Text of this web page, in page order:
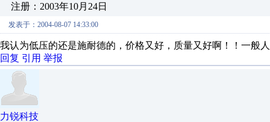
注册：2003年10月24日
发表于：2004-08-07 14:33:00
我认为低压的还是施耐德的，价格又好，质量又好啊！！一般
回复 引用 举报
力锐科技